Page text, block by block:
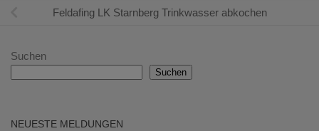
Feldafing LK Starnberg Trinkwasser abkochen
Suchen
Suchen
NEUESTE MELDUNGEN